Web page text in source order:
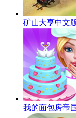
矿山大亨中文
我的面包房帝